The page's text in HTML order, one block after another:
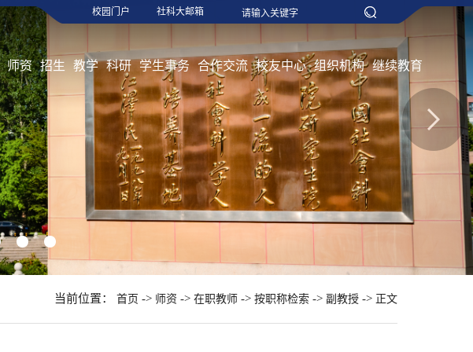
校园门户 社科大邮箱
师资 招生 教学 科研 学生事务 合作交流 校友中心 组织机构 继续教育
7 8
当前位置： 首页 -> 师资 -> 在职教师 -> 按职称检索 -> 副教授 -> 正文